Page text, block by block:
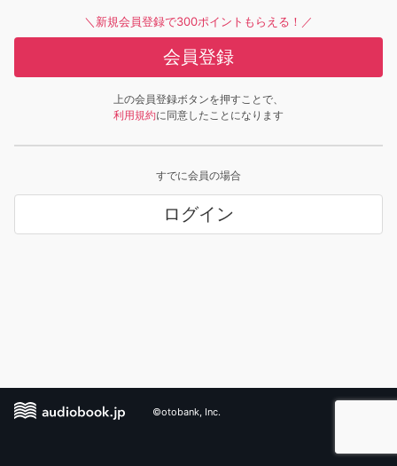
＼新規会員登録で300ポイントもらえる！／
会員登録
上の会員登録ボタンを押すことで、
利用規約に同意したことになります
すでに会員の場合
ログイン
©otobank, Inc.